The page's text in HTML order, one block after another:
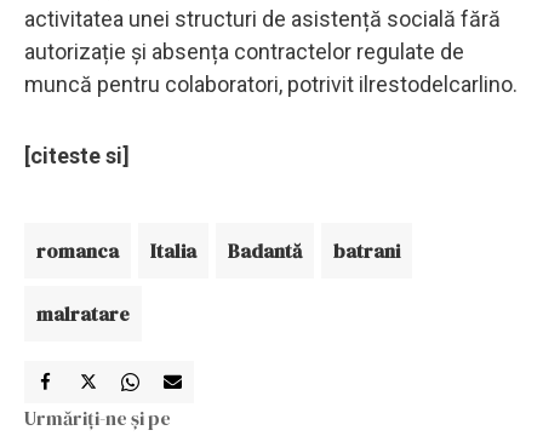
activitatea unei structuri de asistență socială fără
autorizație și absența contractelor regulate de
muncă pentru colaboratori, potrivit ilrestodelcarlino.
[citeste si]
romanca Italia Badantă batrani
malratare
Urmăriți-ne și pe